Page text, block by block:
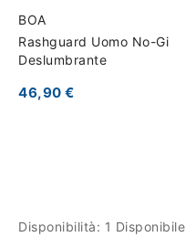
BOA
Rashguard Uomo No-Gi
Deslumbrante
46,90 €
Disponibilità: 1 Disponibile